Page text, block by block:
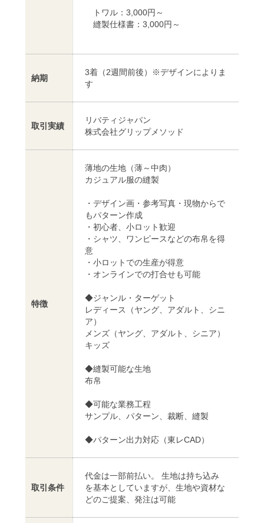
トワル：3,000円～
縫製仕様書：3,000円～
納期
3着（2週間前後）※デザインによりま
す
取引実績
リバティジャパン
株式会社グリップメソッド
特徴
薄地の生地（薄～中肉）
カジュアル服の縫製
・デザイン画・参考写真・現物からで
もパターン作成
・初心者、小ロット歓迎
・シャツ、ワンピースなどの布帛を得
意
・小ロットでの生産が得意
・オンラインでの打合せも可能
◆ジャンル・ターゲット
レディース（ヤング、アダルト、シニ
ア）
メンズ（ヤング、アダルト、シニア）
キッズ
◆縫製可能な生地
布帛
◆可能な業務工程
サンプル、パターン、裁断、縫製
◆パターン出力対応（東レCAD）
取引条件
代金は一部前払い。 生地は持ち込み
を基本としていますが、生地や資材な
どのご提案、発注は可能